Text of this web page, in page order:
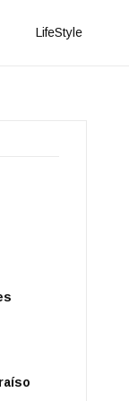
LifeStyle